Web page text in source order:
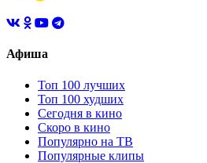
Афиша
Топ 100 лучших
Топ 100 худших
Сегодня в кино
Скоро в кино
Популярно на ТВ
Популярные клипы